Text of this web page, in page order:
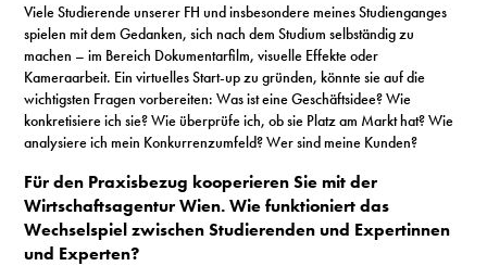
Viele Studierende unserer FH und insbesondere meines Studienganges
spielen mit dem Gedanken, sich nach dem Studium selbständig zu
machen – im Bereich Dokumentarfilm, visuelle Effekte oder
Kameraarbeit. Ein virtuelles Start-up zu gründen, könnte sie auf die
wichtigsten Fragen vorbereiten: Was ist eine Geschäftsidee? Wie
konkretisiere ich sie? Wie überprüfe ich, ob sie Platz am Markt hat? Wie
analysiere ich mein Konkurrenzumfeld? Wer sind meine Kunden?
Für den Praxisbezug kooperieren Sie mit der
Wirtschaftsagentur Wien. Wie funktioniert das
Wechselspiel zwischen Studierenden und Expertinnen
und Experten?